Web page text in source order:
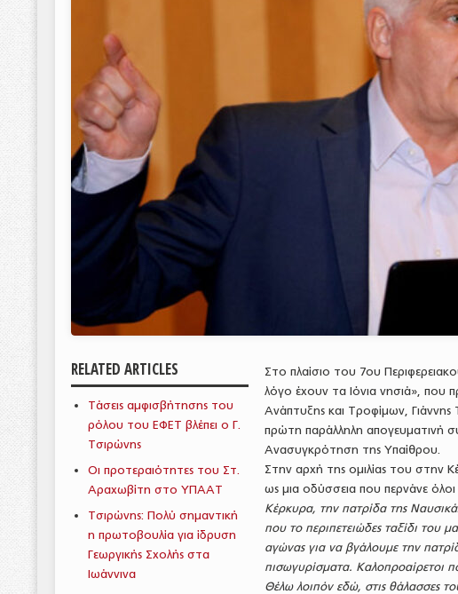
RELATED ARTICLES
Τάσεις αμφισβήτησης του
ρόλου του ΕΦΕΤ βλέπει ο Γ.
Τσιρώνης
Οι προτεραιότητες του Στ.
Αραχωβίτη στο ΥΠΑΑΤ
Τσιρώνης: Πολύ σημαντική
η πρωτοβουλία για ίδρυση
Γεωργικής Σχολής στα
Ιωάννινα
Στο πλαίσιο του 7ου
λόγο έχουν τα Ιόνια νησιά», που
Ανάπτυξης και Τροφίμων,
πρώτη παράλληλη απογευματινή
Ανασυγκρότηση της Υπαίθρου.
Στην αρχή της ομιλίας του στην
ως μια οδύσσεια που περνάνε όλοι
Κέρκυρα, την πατρίδα της
που το περιπετειώδες ταξίδι του
αγώνας για να βγάλουμε την
πισωγυρίσματα. Καλοπροαίρετοι
Θέλω λοιπόν εδώ, στις θάλασσες